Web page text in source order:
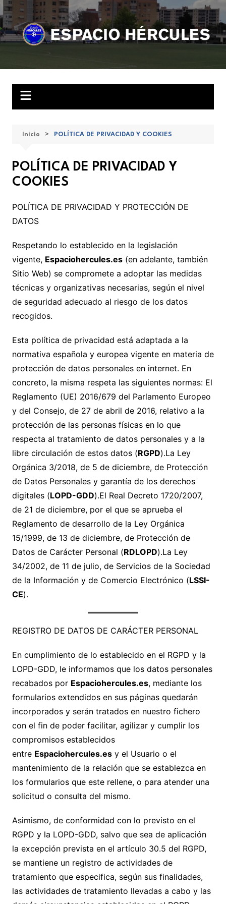
Saltar
al
contenido
Inicio POLÍTICA DE PRIVACIDAD Y COOKIES
POLÍTICA DE PRIVACIDAD Y
COOKIES
POLÍTICA DE PRIVACIDAD Y PROTECCIÓN DE
DATOS
Respetando lo establecido en la legislación
vigente, Espaciohercules.es(en adelante, también
Sitio Web) se compromete a adoptar las medidas
técnicas y organizativas necesarias, según el nivel
de seguridad adecuado al riesgo de los datos
recogidos.
Esta política de privacidad está adaptada a la
normativa española y europea vigente en materia de
protección de datos personales en internet. En
concreto, la misma respeta las siguientes normas: El
Reglamento (UE) 2016/679 del Parlamento Europeo
y del Consejo, de 27 de abril de 2016, relativo a la
protección de las personas físicas en lo que
respecta al tratamiento de datos personales y a la
libre circulación de estos datos (RGPD).La Ley
Orgánica 3/2018, de 5 de diciembre, de Protección
de Datos Personales y garantía de los derechos
digitales (LOPD-GDD).El Real Decreto 1720/2007,
de 21 de diciembre, por el que se aprueba el
Reglamento de desarrollo de la Ley Orgánica
15/1999, de 13 de diciembre, de Protección de
Datos de Carácter Personal (RDLOPD).La Ley
34/2002, de 11 de julio, de Servicios de la Sociedad
de la Información y de Comercio Electrónico (LSSI-
CE).
REGISTRO DE DATOS DE CARÁCTER PERSONAL
En cumplimiento de lo establecido en el RGPD y la
LOPD-GDD, le informamos que los datos personales
recabados por Espaciohercules.es, mediante los
formularios extendidos en sus páginas quedarán
incorporados y serán tratados en nuestro fichero
con el fin de poder facilitar, agilizar y cumplir los
compromisos establecidos
entre Espaciohercules.esy el Usuario o el
mantenimiento de la relación que se establezca en
los formularios que este rellene, o para atender una
solicitud o consulta del mismo.
Asimismo, de conformidad con lo previsto en el
RGPD y la LOPD-GDD, salvo que sea de aplicación
la excepción prevista en el artículo 30.5 del RGPD,
se mantiene un registro de actividades de
tratamiento que especifica, según sus finalidades,
las actividades de tratamiento llevadas a cabo y las